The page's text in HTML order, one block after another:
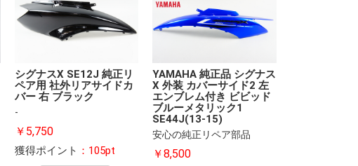
シグナスX SE12J 純正リ
ペア用 社外リアサイドカ
バー 右 ブラック
-
￥5,750
獲得ポイント ：105pt
YAMAHA 純正品 シグナス
X 外装 カバーサイド2 左
エンブレム付き ビビッド
ブルーメタリック1
SE44J(13-15)
安心の純正リペア部品
￥8,500